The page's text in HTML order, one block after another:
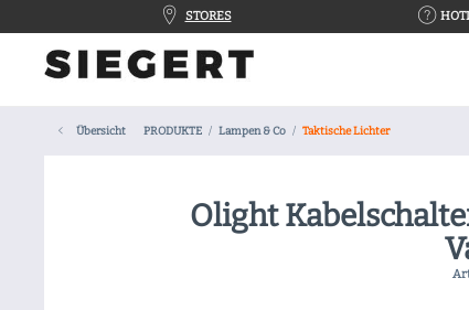
STORES
Übersicht PRODUKTE Lampen & Co Taktische Lichter
Olight